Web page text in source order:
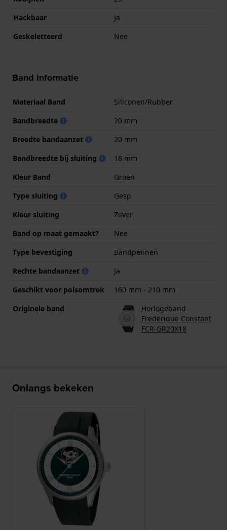
Hackbaar
Ja
Geskeletteerd
Nee
Band informatie
Materiaal Band
Siliconen/Rubber
Bandbreedte
20 mm
Breedte bandaanzet
20 mm
Bandbreedte bij sluiting
18 mm
Kleur Band
Groen
Type sluiting
Gesp
Kleur sluiting
Zilver
Band op maat gemaakt?
Nee
Type bevestiging
Bandpennen
Rechte bandaanzet
Ja
Geschikt voor polsomtrek
160 mm - 210 mm
Originele band
Horlogeband
Frederique Constant
FCR-GR20X18
Onlangs bekeken